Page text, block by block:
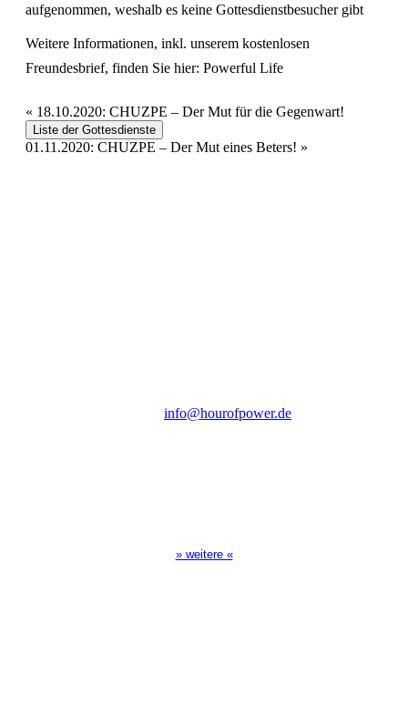
aufgenommen, weshalb es keine Gottesdienstbesucher gibt
Weitere Informationen, inkl. unserem kostenlosen
Freundesbrief, finden Sie hier: Powerful Life
« 18.10.2020: CHUZPE – Der Mut für die Gegenwart!
Liste der Gottesdienste
01.11.2020: CHUZPE – Der Mut eines Beters! »
info@hourofpower.de
» weitere «